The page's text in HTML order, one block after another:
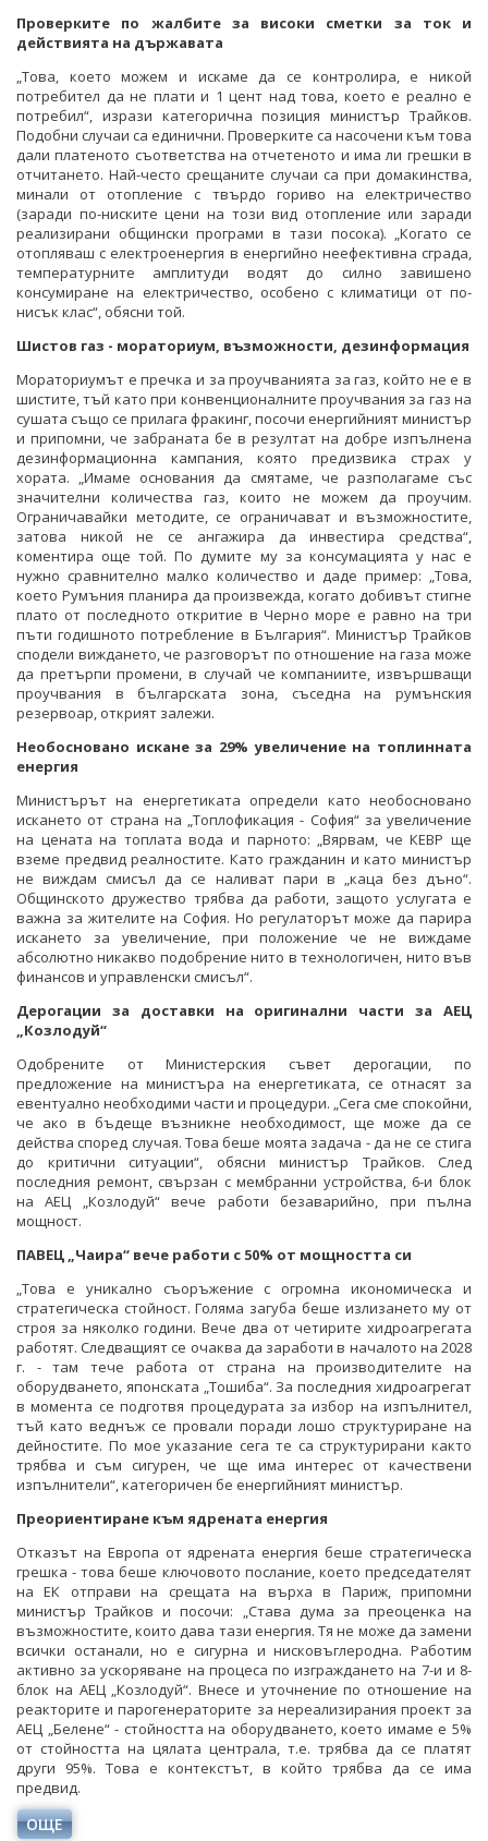
Проверките по жалбите за високи сметки за ток
и
действията на държавата
„Това, което можем и искаме да се контролира, е никой
потребител да не плати и 1 цент над това, което е реално е
потребил“, изрази категорична позиция министър Трайков.
Подобни случаи са единични. Проверките са насочени към това
дали платеното съответства на отчетеното и има ли грешки в
отчитането. Най-често срещаните случаи са при домакинства,
минали от отопление с твърдо гориво на електричество
(заради по-ниските цени на този вид отопление или заради
реализирани общински програми в тази посока). „Когато се
отопляваш с електроенергия в енергийно неефективна сграда,
температурните амплитуди водят до силно завишено
консумиране на електричество, особено с климатици от по-
нисък клас“, обясни той.
Шистов газ - мораториум, възможности, дезинформация
Мораториумът е пречка и за проучванията за газ, който не е в
шистите, тъй като при конвенционалните проучвания за газ на
сушата също се прилага фракинг, посочи енергийният министър
и припомни, че забраната бе в резултат на добре изпълнена
дезинформационна кампания, която предизвика страх у
хората. „Имаме основания да смятаме, че разполагаме със
значителни количества газ, които не можем да проучим.
Ограничавайки методите, се ограничават и възможностите,
затова никой не се ангажира да инвестира средства“,
коментира още той. По думите му за консумацията у нас е
нужно сравнително малко количество и даде пример: „Това,
което Румъния планира да произвежда, когато добивът стигне
плато от последното откритие в Черно море е равно на три
пъти годишното потребление в България“. Министър Трайков
сподели виждането, че разговорът по отношение на газа може
да претърпи промени, в случай че компаниите, извършващи
проучвания в българската зона, съседна на румънския
резервоар, открият залежи.
Необосновано искане за 29% увеличение на топлинната
енергия
Министърът на енергетиката определи като необосновано
искането от страна на „Топлофикация - София“ за увеличение
на цената на топлата вода и парното: „Вярвам, че КЕВР ще
вземе предвид реалностите. Като гражданин и като министър
не виждам смисъл да се наливат пари в „каца без дъно“.
Общинското дружество трябва да работи, защото услугата е
важна за жителите на София. Но регулаторът може да парира
искането за увеличение, при положение че не виждаме
абсолютно никакво подобрение нито в технологичен, нито във
финансов и управленски смисъл“.
Дерогации за доставки на оригинални части за АЕЦ
„Козлодуй“
Одобрените от Министерския съвет дерогации, по
предложение на министъра на енергетиката, се отнасят за
евентуално необходими части и процедури. „Сега сме спокойни,
че ако в бъдеще възникне необходимост, ще може да се
действа според случая. Това беше моята задача - да не се стига
до критични ситуации“, обясни министър Трайков. След
последния ремонт, свързан с мембранни устройства, 6-и блок
на АЕЦ „Козлодуй“ вече работи безаварийно, при пълна
мощност.
ПАВЕЦ „Чаира“ вече работи с 50% от мощността си
„Това е уникално съоръжение с огромна икономическа и
стратегическа стойност. Голяма загуба беше излизането му от
строя за няколко години. Вече два от четирите хидроагрегата
работят. Следващият се очаква да заработи в началото на 2028
г. - там тече работа от страна на производителите на
оборудването, японската „Тошиба“. За последния хидроагрегат
в момента се подготвя процедурата за избор на изпълнител,
тъй като веднъж се провали поради лошо структуриране на
дейностите. По мое указание сега те са структурирани както
трябва и съм сигурен, че ще има интерес от качествени
изпълнители“, категоричен бе енергийният министър.
Преориентиране към ядрената енергия
Отказът на Европа от ядрената енергия беше стратегическа
грешка - това беше ключовото послание, което председателят
на ЕК отправи на срещата на върха в Париж, припомни
министър Трайков и посочи: „Става дума за преоценка на
възможностите, които дава тази енергия. Тя не може да замени
всички останали, но е сигурна и нисковъглеродна. Работим
активно за ускоряване на процеса по изграждането на 7-и и 8-
блок на АЕЦ „Козлодуй“. Внесе и уточнение по отношение на
реакторите и парогенераторите за нереализирания проект за
АЕЦ „Белене“ - стойността на оборудването, което имаме е 5%
от стойността на цялата централа, т.е. трябва да се платят
други 95%. Това е контекстът, в който трябва да се има
предвид.
ОЩЕ